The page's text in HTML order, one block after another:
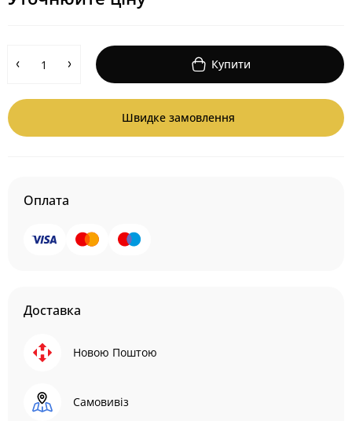
Купити
Швидке замовлення
Оплата
Доставка
Новою Поштою
Самовивіз